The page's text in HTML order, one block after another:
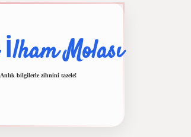
İlham Molası
Anlık bilgilerle zihnini tazele!